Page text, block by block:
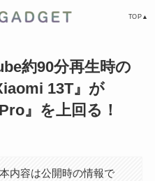
TOP▲
約90分再生時の
13T』が
』を上回る！
内容は公開時の情報で